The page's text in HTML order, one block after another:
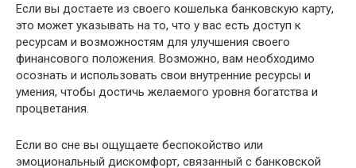
Если вы достаете из своего кошелька банковскую карту,
это может указывать на то, что у вас есть доступ к
ресурсам и возможностям для улучшения своего
финансового положения. Возможно, вам необходимо
осознать и использовать свои внутренние ресурсы и
умения, чтобы достичь желаемого уровня богатства и
процветания.
Если во сне вы ощущаете беспокойство или
эмоциональный дискомфорт, связанный с банковской